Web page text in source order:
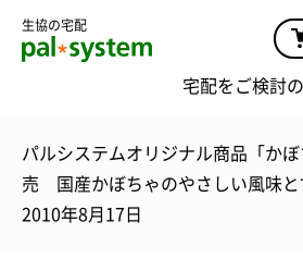
生協の宅配
宅配をご検討
パルシステムオリジナル商品「か
売 国産かぼちゃのやさしい風味と
2010年8月17日